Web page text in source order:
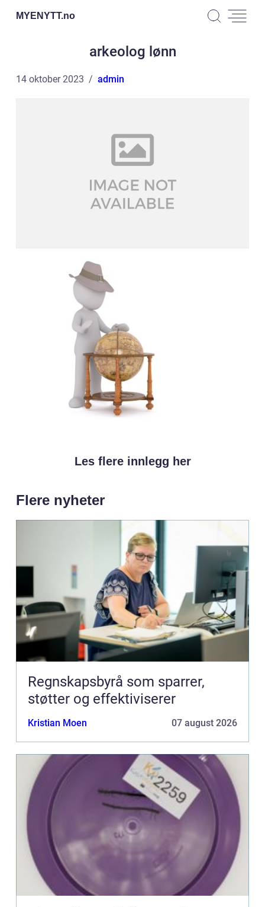
MYENYTT.no
arkeolog lønn
14 oktober 2023 admin
Les flere innlegg her
Flere nyheter
Regnskapsbyrå som sparrer,
støtter og effektiviserer
Kristian Moen 07 august 2026